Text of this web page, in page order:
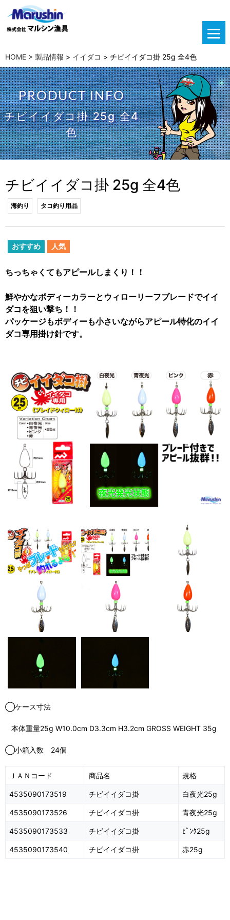
HOME > 製品情報 > イイダコ > チビイイダコ掛 25g 全4色
PRODUCT INFO
チビイイダコ掛 25g 全4
色
チビイイダコ掛 25g 全4色
海釣り タコ釣り用品
おすすめ 人気
ちっちゃくてもアピールしまくり！！
鮮やかなボディーカラーとウィローリーフブレードでイイ
ダコを狙い撃ち！！
パッケージもボディーも小さいながらアピール特化のイイ
ダコ専用掛け針です。
◯ケース寸法
本体重量25g W10.0cm D3.3cm H3.2cm GROSS WEIGHT 35g
◯小箱入数 24個
ＪＡＮコード 商品名 規格
4535090173519 チビイイダコ掛 白夜光25g
4535090173526 チビイイダコ掛 青夜光25g
4535090173533 チビイイダコ掛 ﾋﾟﾝｸ25g
4535090173540 チビイイダコ掛 赤25g